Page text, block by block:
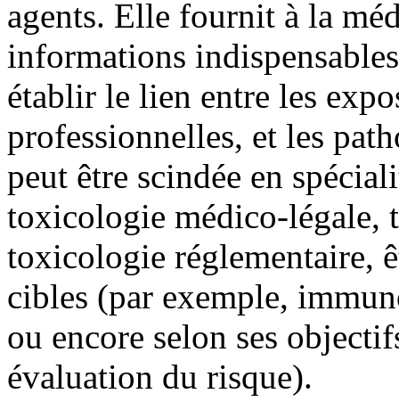
agents. Elle fournit à la
informations
établir le lien entre les
professionnelles, et les
peut être scindée en
toxicologie médico-légale,
toxicologie réglementaire,
cibles (par exemple,
ou encore selon ses
évaluation du risque).